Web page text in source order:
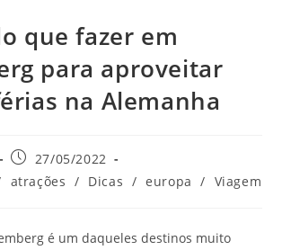
que fazer em
para aproveitar
na Alemanha
Post
publicado:
27/05/2022
atrações / Dicas / europa / Viagem
é um daqueles destinos muito